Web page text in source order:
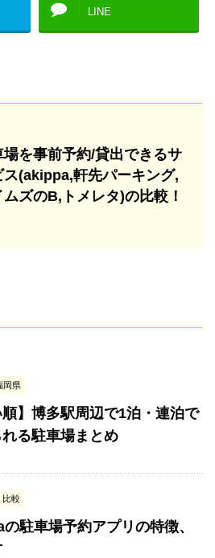
LINE
場を事前予約/貸出できるサ
ス(akippa,軒先パーキング,
ムズのB,トメレタ)の比較！
岡県
順】博多駅周辺で1泊・連泊で
る駐車場まとめ
比較
駐車場予約アプリの特徴、